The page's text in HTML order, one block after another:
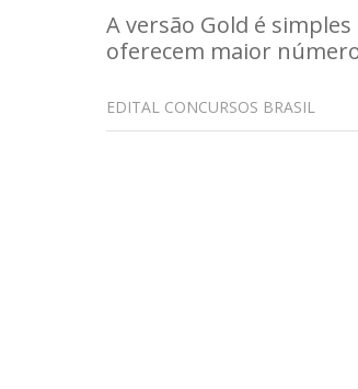
A versão Gold é
oferecem maior
EDITAL CONCURSOS BRASIL